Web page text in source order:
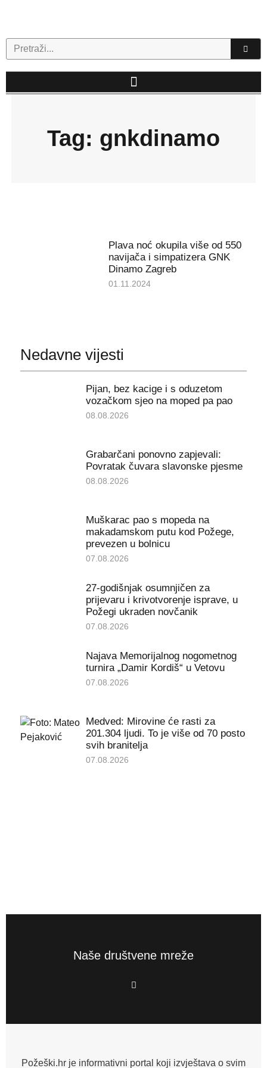
Search
Tag: gnkdinamo
Plava noć okupila više od 550
navijača i simpatizera GNK
Dinamo Zagreb
01.11.2024
Nedavne vijesti
Pijan, bez kacige i s oduzetom
vozačkom sjeo na moped pa pao
08.08.2026
Grabarčani ponovno zapjevali:
Povratak čuvara slavonske pjesme
08.08.2026
Muškarac pao s mopeda na
makadamskom putu kod Požege,
prevezen u bolnicu
07.08.2026
27-godišnjak osumnjičen za
prijevaru i krivotvorenje isprave, u
Požegi ukraden novčanik
07.08.2026
Najava Memorijalnog nogometnog
turnira „Damir Kordiš“ u Vetovu
07.08.2026
Medved: Mirovine će rasti za
201.304 ljudi. To je više od 70 posto
svih branitelja
07.08.2026
Naše društvene mreže
F
a
o
f
Požeški.hr je informativni portal koji izvještava o svim